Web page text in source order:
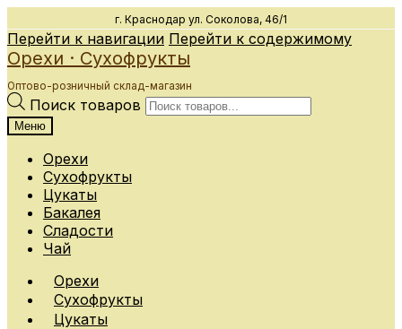
г. Краснодар ул. Соколова, 46/1
Перейти к навигации Перейти к содержимому
Орехи · Сухофрукты
Оптово-розничный склад-магазин
Поиск товаров
Меню
Орехи
Сухофрукты
Цукаты
Бакалея
Сладости
Чай
Орехи
Сухофрукты
Цукаты